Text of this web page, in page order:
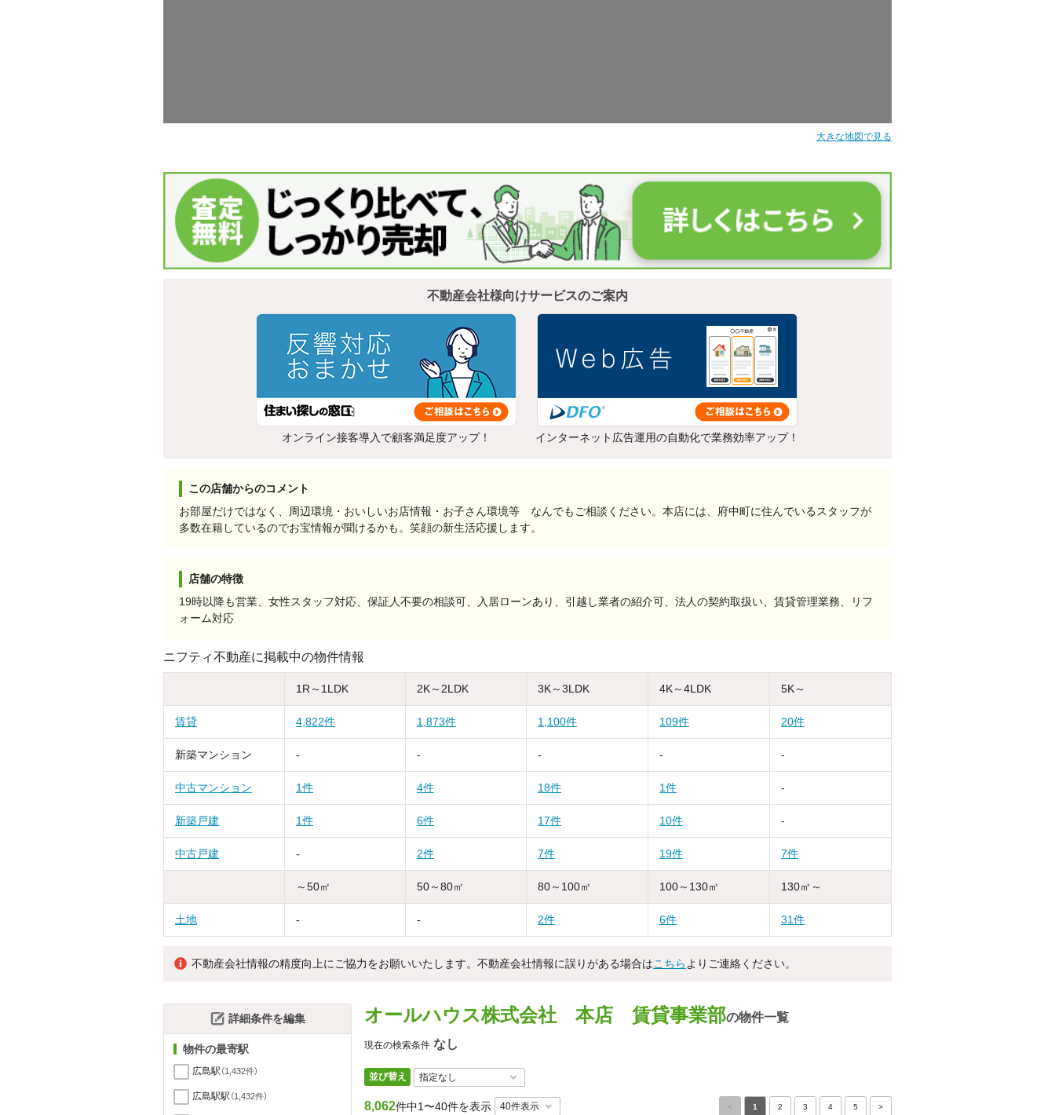
大きな地図で見る
不動産会社様向けサービスのご案内
オンライン接客導入で顧客満足度アップ！ インターネット広告運用の自動化で業務効率アップ！
この店舗からのコメント
お部屋だけではなく、周辺環境・おいしいお店情報・お子さん環境等 なんでもご相談ください。本店には、府中町に住んでいるスタッフが
多数在籍しているのでお宝情報が聞けるかも。笑顔の新生活応援します。
店舗の特徴
19時以降も営業、女性スタッフ対応、保証人不要の相談可、入居ローンあり、引越し業者の紹介可、法人の契約取扱い、賃貸管理業務、リフ
ォーム対応
ニフティ不動産に掲載中の物件情報
1R～1LDK 2K～2LDK 3K～3LDK 4K～4LDK 5K～
賃貸 4,822件 1,873件 1,100件 109件 20件
新築マンション - - - - -
中古マンション 1件 4件 18件 1件 -
新築戸建 1件 6件 17件 10件 -
中古戸建 - 2件 7件 19件 7件
～50㎡ 50～80㎡ 80～100㎡ 100～130㎡ 130㎡～
土地 - - 2件 6件 31件
不動産会社情報の精度向上にご協力をお願いいたします。不動産会社情報に誤りがある場合はこちら よりご連絡ください。
オールハウス株式会社 本店 賃貸事業部の物件一覧
現在の検索条件 なし
並び替え
8,062件中1〜40件を表示 < 1 2 3 4 5 >
詳細条件を編集
物件の最寄駅
広島駅 （1,432件）
広島駅駅 （1,432件）